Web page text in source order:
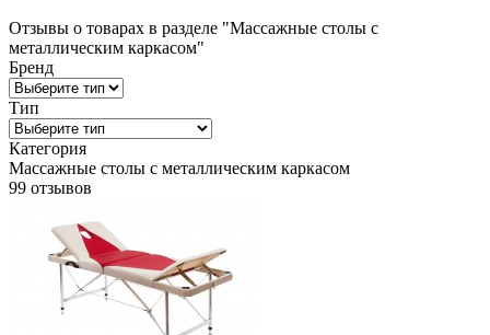
Отзывы о товарах в разделе "Массажные столы с
металлическим каркасом"
Бренд
Тип
Категория
Массажные столы с металлическим каркасом
99 отзывов